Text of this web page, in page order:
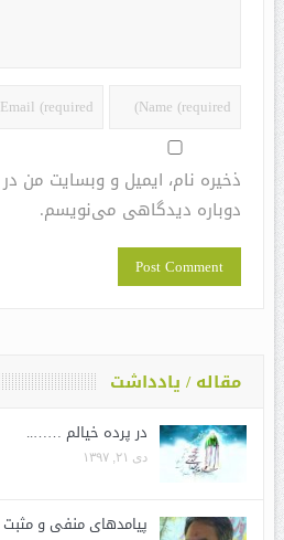
ذخیره نام، ایمیل و وبسایت من
دوباره دیدگاهی می‌نویسم.
مقاله / یادداشت
در پرده خیالم ……..
دی ۲۱, ۱۳۹۷
پیامدهای منفی و